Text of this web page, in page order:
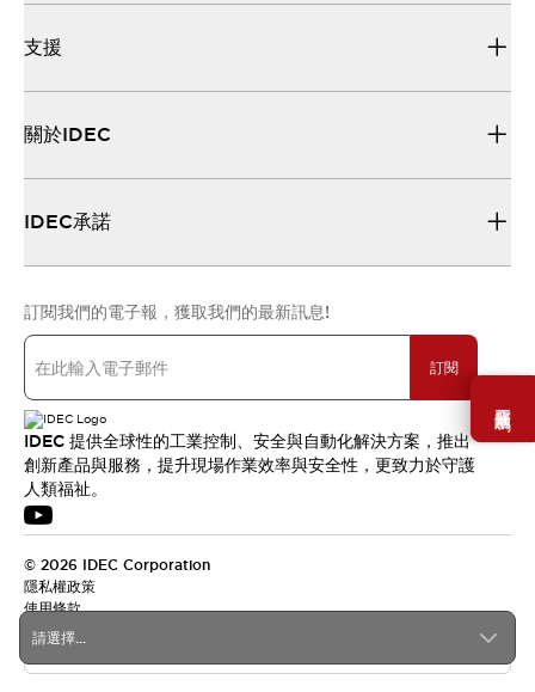
需要幫助嗎？
請選擇...
支援
關於IDEC
IDEC承諾
訂閱我們的電子報，獲取我們的最新訊息!
訂閱
IDEC 提供全球性的工業控制、安全與自動化解決方案，推出
創新產品與服務，提升現場作業效率與安全性，更致力於守護
人類福祉。
© 2026 IDEC Corporation
隱私權政策
使用條款
台灣